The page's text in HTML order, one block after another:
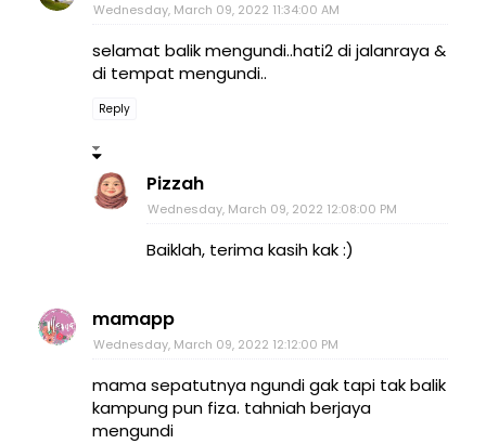
Wednesday, March 09, 2022 11:34:00 AM
selamat balik mengundi..hati2 di jalanraya &
di tempat mengundi..
Reply
Pizzah
Wednesday, March 09, 2022 12:08:00 PM
Baiklah, terima kasih kak :)
mamapp
Wednesday, March 09, 2022 12:12:00 PM
mama sepatutnya ngundi gak tapi tak balik
kampung pun fiza. tahniah berjaya
mengundi